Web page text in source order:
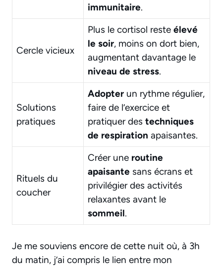
immunitaire.
Cercle vicieux
Plus le cortisol reste élevé
le soir, moins on dort bien,
augmentant davantage le
niveau de stress.
Solutions
pratiques
Adopter un rythme régulier,
faire de l’exercice et
pratiquer des techniques
de respiration apaisantes.
Rituels du
coucher
Créer une routine
apaisante sans écrans et
privilégier des activités
relaxantes avant le
sommeil.
Je me souviens encore de cette nuit où, à 3h
du matin, j’ai compris le lien entre mon